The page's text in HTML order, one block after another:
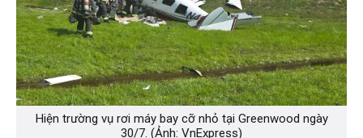
Hiện trường vụ rơi máy bay cỡ nhỏ tại Greenwood ngày
30/7. (Ảnh: VnExpress)